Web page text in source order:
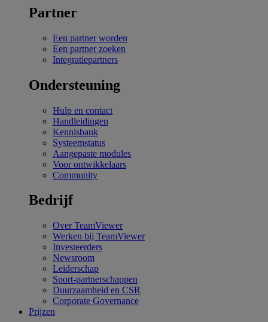
Partner
Een partner worden
Een partner zoeken
Integratiepartners
Ondersteuning
Hulp en contact
Handleidingen
Kennisbank
Systeemstatus
Aangepaste modules
Voor ontwikkelaars
Community
Bedrijf
Over TeamViewer
Werken bij TeamViewer
Investeerders
Newsroom
Leiderschap
Sport-partnerschappen
Duurzaamheid en CSR
Corporate Governance
Prijzen